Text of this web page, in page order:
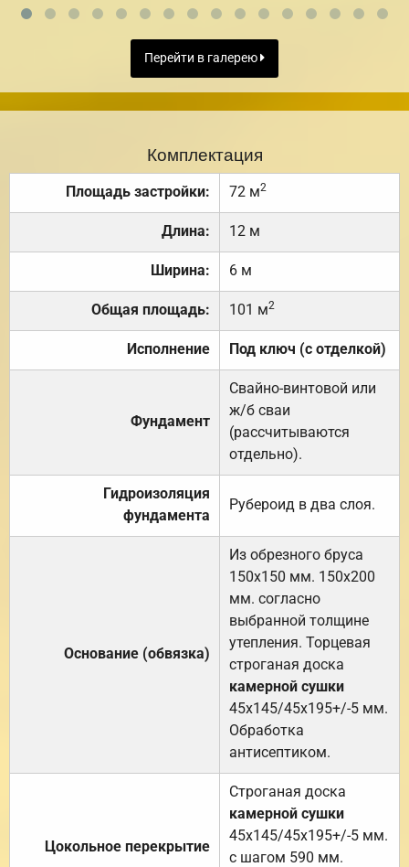
Перейти в галерею
Комплектация
Площадь застройки: 72 м2
Длина: 12 м
Ширина: 6 м
Общая площадь: 101 м2
Исполнение Под ключ (с отделкой)
Фундамент
Свайно-винтовой или
ж/б сваи
(рассчитываются
отдельно).
Гидроизоляция
фундамента
Рубероид в два слоя.
Основание (обвязка)
Из обрезного бруса
150х150 мм. 150х200
мм. согласно
выбранной толщине
утепления. Торцевая
строганая доска
камерной сушки
45х145/45х195+/-5 мм.
Обработка
антисептиком.
Цокольное перекрытие
Строганая доска
камерной сушки
45х145/45х195+/-5 мм.
с шагом 590 мм.